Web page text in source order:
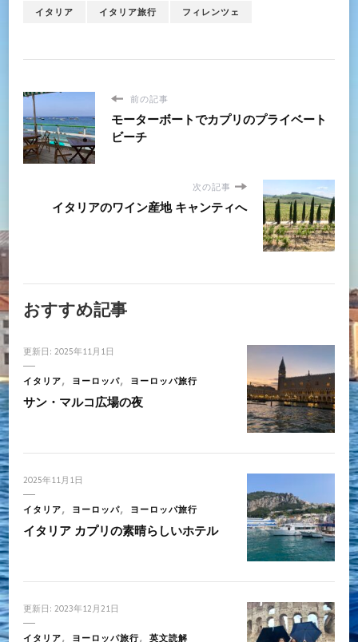
イタリア イタリア旅行 フィレンツェ
前の記事
モーターボートでカプリのプライベート
ビーチ
次の記事
イタリアのワイン産地 キャンティへ
おすすめ記事
更新日: 2025年11月1日
イタリア ヨーロッパ ヨーロッパ旅行
サン・マルコ広場の夜
2025年11月1日
イタリア ヨーロッパ ヨーロッパ旅行
イタリア カプリの素晴らしいホテル
更新日: 2023年12月21日
イタリア ヨーロッパ旅行 英文読解